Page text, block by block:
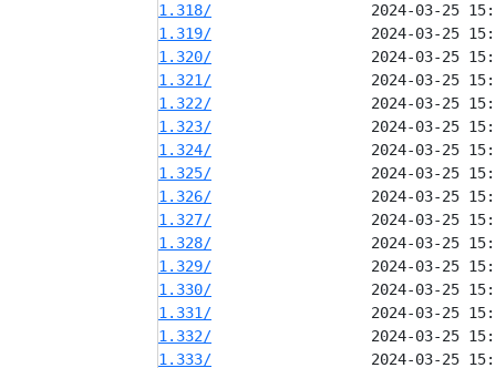
1.318/
1.319/
1.320/
1.321/
1.322/
1.323/
1.324/
1.325/
1.326/
1.327/
1.328/
1.329/
1.330/
1.331/
1.332/
1.333/